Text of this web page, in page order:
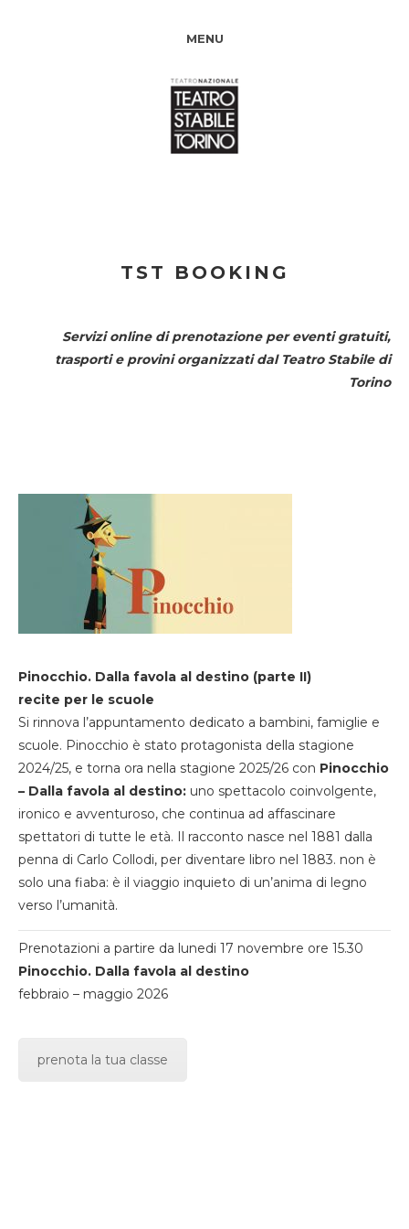
MENU
TST BOOKING
Servizi online di prenotazione per eventi gratuiti,
trasporti e provini organizzati dal Teatro Stabile di
Torino
Pinocchio. Dalla favola al destino (parte II)
recite per le scuole
Si rinnova l’appuntamento dedicato a bambini, famiglie e
scuole. Pinocchio è stato protagonista della stagione
2024/25, e torna ora nella stagione 2025/26 con Pinocchio
– Dalla favola al destino: uno spettacolo coinvolgente,
ironico e avventuroso, che continua ad affascinare
spettatori di tutte le età. Il racconto nasce nel 1881 dalla
penna di Carlo Collodi, per diventare libro nel 1883. non è
solo una fiaba: è il viaggio inquieto di un’anima di legno
verso l’umanità.
Prenotazioni a partire da lunedi 17 novembre ore 15.30
Pinocchio. Dalla favola al destino
febbraio – maggio 2026
prenota la tua classe